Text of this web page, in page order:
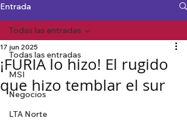
Entrada
Todas las entradas
MSI
Negocios
LTA Norte
Todas las entradas
¡FURIA lo hizo! El rugido
que hizo temblar el sur
17 jun 2025